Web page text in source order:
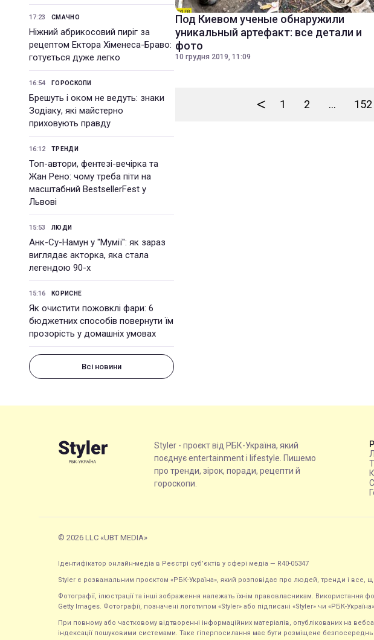
17:23 СМАЧНО
Ніжний абрикосовий пиріг за
рецептом Ектора Хіменеса-Браво:
готується дуже легко
16:54 ГОРОСКОПИ
Брешуть і оком не ведуть: знаки
Зодіаку, які майстерно
приховують правду
16:12 ТРЕНДИ
Топ-автори, фентезі-вечірка та
Жан Рено: чому треба піти на
масштабний BestsellerFest у
Львові
15:53 ЛЮДИ
Анк-Су-Намун у "Мумії": як зараз
виглядає акторка, яка стала
легендою 90-х
15:16 КОРИСНЕ
Як очистити пожовклі фари: 6
бюджетних способів повернути їм
прозорість у домашніх умовах
Всі новини
Под Киевом ученые обнаружили
уникальный артефакт: все детали и
фото
10 грудня 2019, 11:09
< 1 2 ... 152
Styler - проєкт від РБК-Україна, який
поєднує entertainment і lifestyle. Пишемо
про тренди, зірок, поради, рецепти й
гороскопи.
© 2026 LLC «UBT MEDIA»
Ідентифікатор онлайн-медіа в Реєстрі суб’єктів у сфері медіа — R40-05347
Styler є розважальним проєктом «РБК-Україна», який розповідає про людей, тренди і все,
Фотографії, ілюстрації та інші зображення належать їхнім правовласникам.
Getty Images. Фотографії, позначені логотипом «Styler» або підписані «Styler» чи «РБК-
При повному або частковому відтворенні інформаційних матеріалів, опублікованих на
індексації пошуковими системами. Таке гіперпосилання має бути розміщене